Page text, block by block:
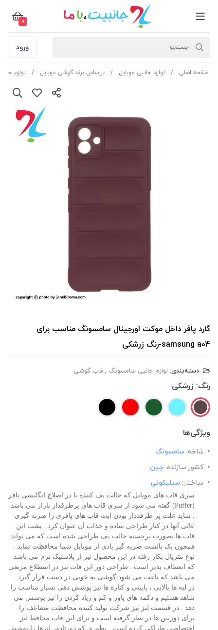
0
ورود
صفحه اصلی لوازم جانبی موبایل براساس برند گوشی موبایل لوازم
گارد پافر داخل موکت اورجینال سامسونگ مناسب برای
samsung a04-رنگ زرشکی
دسته‌بندی: لوازم جانبی سامسونگ , قاب گوشی
رنگ: زرشکی
ویژگی‌ها
شاخه: سامسونگ
کشور سازنده: چین
ساختار: سیلیکونی
سری قاب های موبایل که حالت پف کننده یا در اصلاح انگلیسی پافر
(Puffer) گفته می شود از سری قاب های پرطرفدار بازار می باشد
. شاید علت پر طرفدذار بودن ایت قاب های پافری را ضربه گیری
عالی آنها در کنار طراحی ساده و جذاب آن عنوان کرد . پشت این
قاب ها بصورت برجسته حالت پف طراحی شده است که می تواند
همچون یک بالشت ضربه گیر بادی از موبایل شما محافظت نماید .
نوع متریال بکار رفته در این محصول نیز از پلاستیک نرم می باشد
که انعطاف پذیر است . طراحی دور این قاب نیز در اصطلاع مربعی
می باشد که باعث می شود گوشی به خوبی در دست قرار گیرد .
در لبه ها بالایی ، پایینی و کناره ها نیز پوشش دهی بسیار مناسب را
شاهد هستیم و دکمه های پاور و کم و زیاد کردن را نیز پوشش می
دهد . در قسمت لنز نیز شرکت تولید کننده محافظت مضاعف را
برای دوربین ها در نظر گرفته است و برای این قاب محافظ لنز
اختصاصی طراکی کرده است . بطوری که دورتادور لنزها را پوشش